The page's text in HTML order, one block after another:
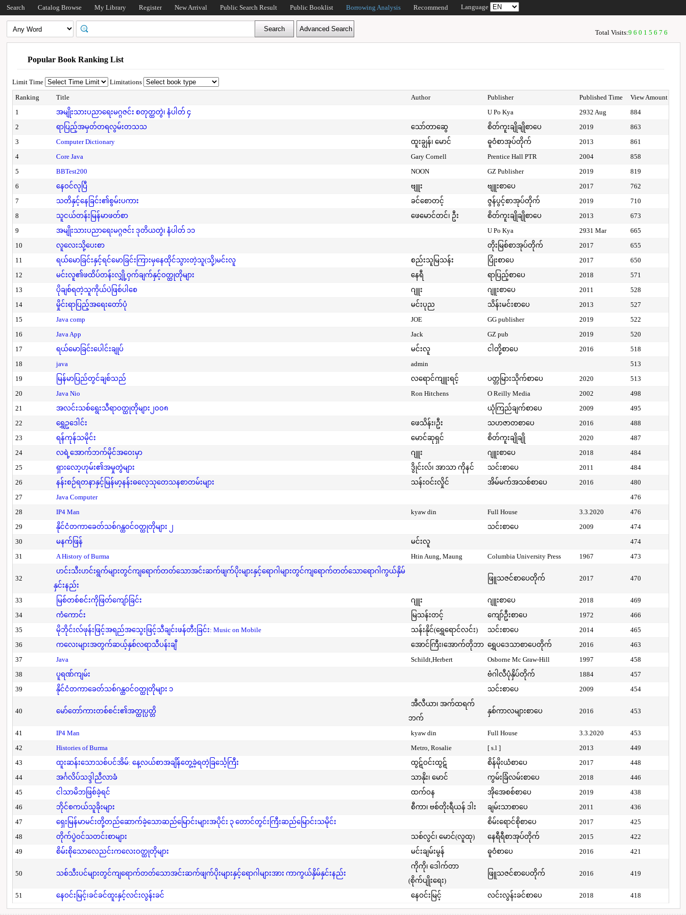
Search Catalog Browse My Library Register New Arrival Public Search Result Public Booklist Borrowing Analysis Recommend Language
Total Visits:96015676
Popular Book Ranking List
Limit Time
Limitations
Ranking
Title Author Publisher Published Time
View Amount
1
အမျိုးသားပညာရေးမဂ္ဂဇင်း စတုတ္ထတွဲ၊ နံပါတ် ၄ U Po Kya 2932 Aug
884
2
ရာပြည့်အမှတ်တရလွမ်းတသသ သော်တာဆွေ စိတ်ကူးချိုချိုစာပေ 2019
863
3
Computer Dictionary ထူးချွန်၊ မောင် ဓူဝံစာအုပ်တိုက် 2013
861
4
Core Java Gary Cornell Prentice Hall PTR 2004
858
5
BBTest200 NOON GZ Publisher 2019
819
6
နေဝင်လုပြီ ဗျူး ဗျူးစာပေ 2017
762
7
သတိနှင့်နေခြင်း၏စွမ်းပကား ခင်စောတင့် ဇွန်ပွင့်စာအုပ်တိုက် 2019
710
8
သူငယ်တန်းမြန်မာဖတ်စာ ဖေမောင်တင်၊ ဦး စိတ်ကူးချိုချိုစာပေ 2013
673
9
အမျိုးသားပညာရေးမဂ္ဂဇင်း ဒုတိယတွဲ၊ နံပါတ် ၁၁ U Po Kya 2931 Mar
665
10
လူလေးသို့ပေးစာ တိုးမြစ်စာအုပ်တိုက် 2017
655
11
ရယ်မောခြင်းနှင့်ရင်မောခြင်းကြားမှနေထိုင်သွားတဲ့သူ(သို့)မင်းလူ စည်းသူမြသန်း ပြုံးစာပေ 2017
650
12
မင်းလူ၏ဖထိပ်တန်းလျှို့ဝှက်ချက်နှင့်ဝတ္ထုတိုများ နေရီ ရာပြည့်စာပေ 2018
571
13
ပိုချစ်ရတဲ့သူကိုယ်ပဲဖြစ်ပါစေ ဂျူး ဂျူးစာပေ 2011
528
14
မှိုင်းရာပြည့်အရေးတော်ပုံ မင်းပုည သိန်းမင်းစာပေ 2013
527
15
Java comp JOE GG publisher 2019
522
16
Java App Jack GZ pub 2019
520
17
ရယ်မောခြင်းပေါင်းချုပ် မင်းလူ ငါတို့စာပေ 2016
518
18
java admin
513
19
မြန်မာပြည်တွင်ချစ်သည် လရောင်ကျူးရင့် ပတ္တမြားသိုက်စာပေ 2020
513
20
Java Nio Ron Hitchens O Reilly Media 2002
498
21
အလင်းသစ်ရွေးသီရာဝတ္ထုတိုများ၂၀၀၈ ယုံကြည်ချက်စာပေ 2009
495
22
ရွှေဥဒေါင်း ဖေသိန်း၊ဦး သဟဇာတစာပေ 2016
488
23
ရန်ကုန်သမိုင်း မောင်ဆုရှင် စိတ်ကူးချိုချို 2020
487
24
လရဲ့အောက်ဘက်မိုင်အဝေးမှာ ဂျူး ဂျူးစာပေ 2018
484
25
ရှားလော့ဟုမ်း၏အမှုတွဲများ ဒွိုင်းလ်၊ အာသာ ကိုနင် သင်းစာပေ 2011
484
26
နန်းစဉ်ရတနာနှင့်မြန်မာ့နန်းဓလေ့သုတေသနစာတမ်းများ သန်းဝင်းလှိုင် အိမ်မက်အသစ်စာပေ 2016
480
27
Java Computer
476
28
IP4 Man kyaw din Full House 3.3.2020
476
29
နိုင်ငံတကာခေတ်သစ်ဂန္ထဝင်ဝတ္ထုတိုများ ၂ သင်းစာပေ 2009
474
30
မနက်ဖြန် မင်းလူ
474
31
A History of Burma Htin Aung, Maung Columbia University Press 1967 473
32
ဟင်းသီးဟင်းရွက်များတွင်ကျရောက်တတ်သောအင်းဆက်ဖျက်ပိုးများနှင့်ရောဂါများတွင်ကျရောက်တတ်သောရောဂါကွယ်နှိမ်
နှင်းနည်း
ဖြူသဇင်စာပေတိုက် 2017 470
33 မြစ်တစ်စင်းကိုဖြတ်ကျော်ခြင်း ဂျူး ဂျူးစာပေ 2018
469
34
ကံကောင်း မြသန်းတင့် ကျော်ဦးစာပေ 1972
466
35
မိုဘိုင်းလ်ဖုန်းဖြင့်အရည်အသွေးဖြင့်သီချင်းဖန်တီးခြင်း: Music on Mobile သန်းနိုင်(ရွှေရောင်လင်း) သင်းစာပေ 2014
465
36
ကလေးများအတွက်ဆယ့်နှစ်လရာသီပန်းချီ အောင်ကြီး၊အောက်တိုဘာ ရွှေပဒေသာစာပေတိုက် 2016
463
37
Java Schildt,Herbert Osborne Mc Graw-Hill 1997
458
38
ပူရဏ်ကျမ်း ဗံဂါလီပုံနှိပ်တိုက် 1884
457
39
နိုင်ငံတကာခေတ်သစ်ဂန္ထဝင်ဝတ္ထုတိုများ ၁ သင်းစာပေ 2009 454
40 မော်တော်ကားတစ်စင်း၏အတ္ထုပ္ပတ္တိ
အီလီယာ၊ အက်ထရက်
ဘက်
နှစ်ကာလများစာပေ 2016 453
41 IP4 Man kyaw din Full House 3.3.2020
453
42
Histories of Burma Metro, Rosalie [ s.l ] 2013
449
43
ထူးဆန်းသောသစ်ပင်အိမ်: နေ့လယ်စာအချိန်တွေ့ခဲ့ရတဲ့ခြင်္သေ့ကြီး ထွဋ်ဝင်းထွဋ် စိန်မိုးယံစာပေ 2017
448
44
အင်္ဂလိပ်သဒ္ဒါညီလာခံ သာနိုး၊ မောင် ကွမ်းခြံလမ်းစာပေ 2018
446
45
ငါသာမိဘဖြစ်ခဲ့ရင် ထက်ဝန အိုအေစစ်စာပေ 2019
438
46
ဘိုင်စကယ်သူခိုးများ စီကာ၊ ဗစ်တိုးရီယန် ဒါး ချမ်းသာစာပေ 2011
436
47
ရှေးမြန်မာမင်းတို့တည်ဆောက်ခဲ့သောဆည်မြောင်းများအပိုင်း ၃ တောင်တွင်းကြီးဆည်မြောင်းသမိုင်း စိမ်းရောင်စိုစာပေ 2017
425
48
တိုက်ပွဲဝင်သတင်းစာများ သစ်လွင်၊ မောင်(လူထု) နေရီရီစာအုပ်တိုက် 2015
422
49
စိမ်းစိုသောလေညင်းကလေးဝတ္ထုတိုများ မင်းချမ်းမွန် ဓူဝံစာပေ 2016 421
50 သစ်သီးပင်များတွင်ကျရောက်တတ်သောအင်းဆက်ဖျက်ပိုးများနှင့်ရောဂါများအား ကာကွယ်နှိမ်နှင်းနည်း
ကိုကို၊ ဒေါက်တာ
(စိုက်ပျိုးရေး)
ဖြူသဇင်စာပေတိုက် 2016 419
51 နေဝင်းမြင့်၊ခင်ခင်ထူးနှင့်လင်းလွန်းခင် နေဝင်းမြင့် လင်းလွန်းခင်စာပေ 2018 418